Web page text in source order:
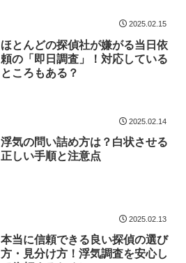
2025.02.15
ほとんどの探偵社が嫌がる当日依
頼の「即日調査」！対応している
ところもある？
2025.02.14
浮気の問い詰め方は？白状させる
正しい手順と注意点
2025.02.13
本当に信頼できる良い探偵の選び
方・見分け方！浮気調査を安心し